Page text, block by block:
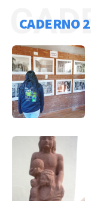
CADERNO 2